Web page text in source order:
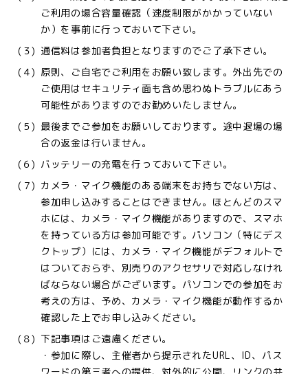
ご利用の場合容量確認（速度制限がかかっていない
か）を事前に行っておいて下さい。
(３) 通信料は参加者負担となりますのでご了承下さい。
(４) 原則、ご自宅でご利用をお願い致します。外出先での
ご使用はセキュリティ面も含め思わぬトラブルにあう
可能性がありますのでお勧めいたしません。
(５) 最後までご参加をお願いしております。途中退場の場
合の返金は行いません。
(６) バッテリーの充電を行っておいて下さい。
(７) カメラ・マイク機能のある端末をお持ちでない方は、
参加申し込みすることはできません。ほとんどのスマ
ホには、カメラ・マイク機能がありますので、スマホ
を持っている方は参加可能です。パソコン（特にデス
クトップ）には、カメラ・マイク機能がデフォルトで
はついておらず、別売りのアクセサリで対応しなけれ
ばならない場合がございます。パソコンでの参加をお
考えの方は、予め、カメラ・マイク機能が動作するか
確認した上でお申し込みください。
(８) 下記事項はご遠慮ください。
・参加に際し、主催者から提示されたURL、ID、パス